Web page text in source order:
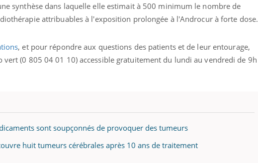
synthèse dans laquelle elle estimait à 500 minimum le nombre de
attribuables à l'exposition prolongée à l'Androcur à forte dose.
, et pour répondre aux questions des patients et de leur entourage,
vert (0 805 04 01 10) accessible gratuitement du lundi au vendredi de 9h
sont soupçonnés de provoquer des tumeurs
huit tumeurs cérébrales après 10 ans de traitement